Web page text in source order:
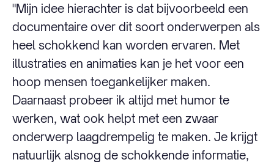
"Mijn idee hierachter is dat bijvoorbeeld een
documentaire over dit soort onderwerpen als
heel schokkend kan worden ervaren. Met
illustraties en animaties kan je het voor een
hoop mensen toegankelijker maken.
Daarnaast probeer ik altijd met humor te
werken, wat ook helpt met een zwaar
onderwerp laagdrempelig te maken. Je krijgt
natuurlijk alsnog de schokkende informatie,